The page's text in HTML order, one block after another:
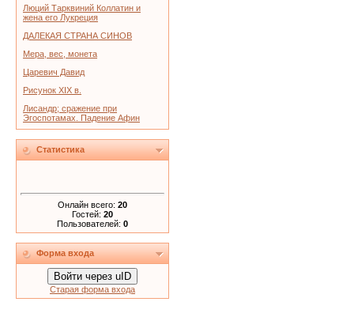
Люций Тарквиний Коллатин и
жена его Лукреция
ДАЛЕКАЯ СТРАНА СИНОВ
Мера, вес, монета
Царевич Давид
Рисунок XIX в.
Лисандр; сражение при
Эгоспотамах. Падение Афин
Статистика
Онлайн всего: 20
Гостей: 20
Пользователей: 0
Форма входа
Войти через uID
Старая форма входа